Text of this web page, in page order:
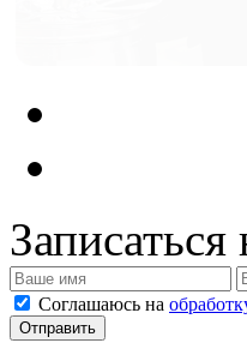
Записаться
Соглашаюсь на